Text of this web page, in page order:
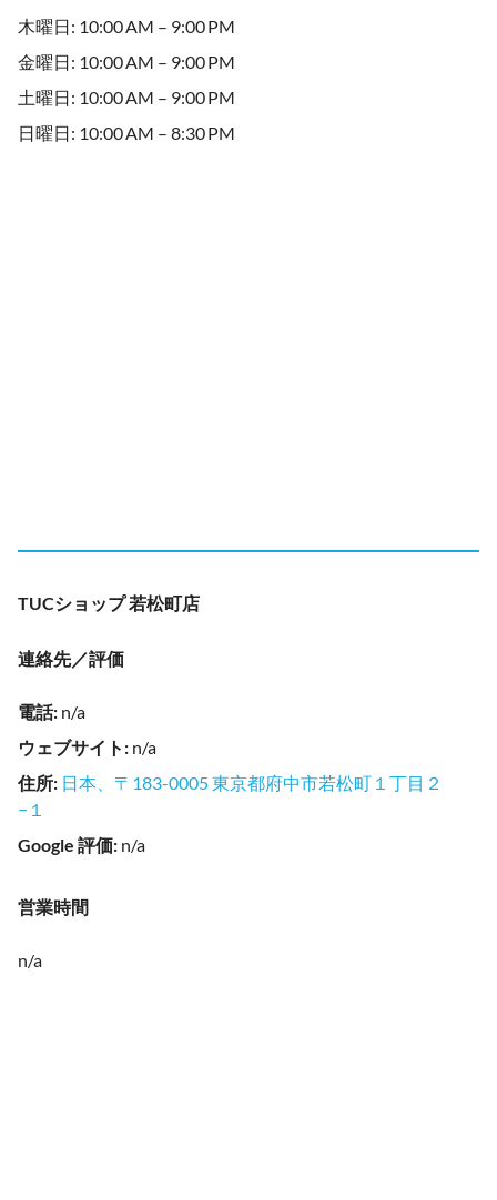
木曜日: 10:00 AM – 9:00 PM
金曜日: 10:00 AM – 9:00 PM
土曜日: 10:00 AM – 9:00 PM
日曜日: 10:00 AM – 8:30 PM
TUCショップ 若松町店
連絡先／評価
電話: n/a
ウェブサイト : n/a
住所: 日本、〒183-0005 東京都府中市若松町１丁目２
−１
Google 評価: n/a
営業時間
n/a